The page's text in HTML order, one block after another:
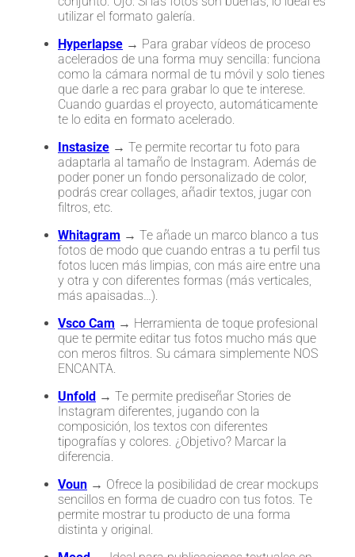
utilizar el formato galería.
Hyperlapse → Para grabar vídeos de proceso
acelerados de una forma muy sencilla: funciona
como la cámara normal de tu móvil y solo tienes
que darle a rec para grabar lo que te interese.
Cuando guardas el proyecto, automáticamente
te lo edita en formato acelerado.
Instasize → Te permite recortar tu foto para
adaptarla al tamaño de Instagram. Además de
poder poner un fondo personalizado de color,
podrás crear collages, añadir textos, jugar con
filtros, etc.
Whitagram → Te añade un marco blanco a tus
fotos de modo que cuando entras a tu perfil tus
fotos lucen más limpias, con más aire entre una
y otra y con diferentes formas (más verticales,
más apaisadas…).
Vsco Cam → Herramienta de toque profesional
que te permite editar tus fotos mucho más que
con meros filtros. Su cámara simplemente NOS
ENCANTA.
Unfold → Te permite prediseñar Stories de
Instagram diferentes, jugando con la
composición, los textos con diferentes
tipografías y colores. ¿Objetivo? Marcar la
diferencia.
Voun → Ofrece la posibilidad de crear mockups
sencillos en forma de cuadro con tus fotos. Te
permite mostrar tu producto de una forma
distinta y original.